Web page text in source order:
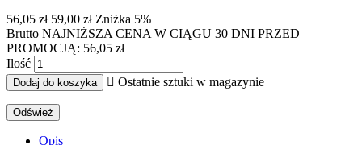
56,05 zł 59,00 zł Zniżka 5%
Brutto NAJNIŻSZA CENA W CIĄGU 30 DNI PRZED
PROMOCJĄ: 56,05 zł
Ilość
Dodaj do koszyka  Ostatnie sztuki w magazynie
Opis